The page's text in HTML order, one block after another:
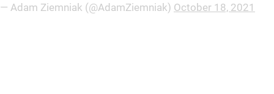
— Adam Ziemniak (@AdamZiemniak) October 18, 2021